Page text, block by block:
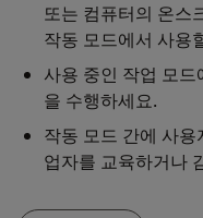
또는 컴퓨터의 온스
작동 모드에서 사용
사용 중인 작업 모
을 수행하세요.
작동 모드 간에 사
업자를 교육하거나